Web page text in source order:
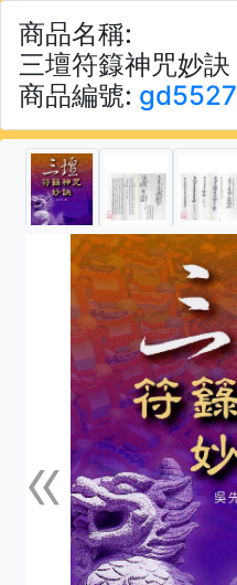
商品名稱:
三壇符籙神咒妙訣
商品編號: gd5527
«上一張